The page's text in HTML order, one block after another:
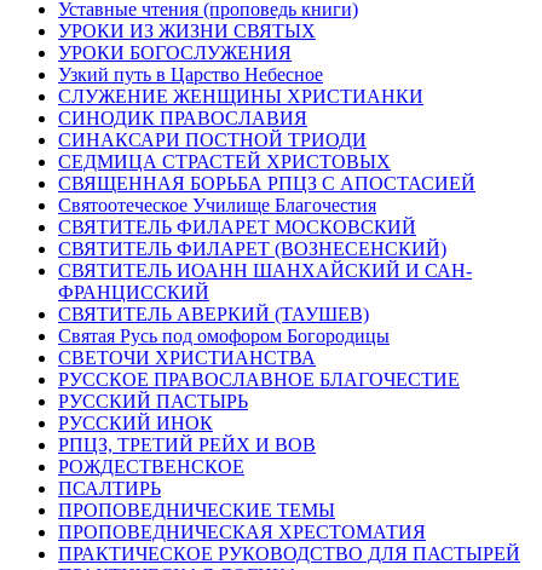
Уставные чтения (проповедь книги)
УРОКИ ИЗ ЖИЗНИ СВЯТЫХ
УРОКИ БОГОСЛУЖЕНИЯ
Узкий путь в Царство Небесное
СЛУЖЕНИЕ ЖЕНЩИНЫ ХРИСТИАНКИ
СИНОДИК ПРАВОСЛАВИЯ
СИНАКСАРИ ПОСТНОЙ ТРИОДИ
СЕДМИЦА СТРАСТЕЙ ХРИСТОВЫХ
СВЯЩЕННАЯ БОРЬБА РПЦЗ С АПОСТАСИЕЙ
Святоотеческое Училище Благочестия
СВЯТИТЕЛЬ ФИЛАРЕТ МОСКОВСКИЙ
СВЯТИТЕЛЬ ФИЛАРЕТ (ВОЗНЕСЕНСКИЙ)
СВЯТИТЕЛЬ ИОАНН ШАНХАЙСКИЙ И САН-
ФРАНЦИССКИЙ
СВЯТИТЕЛЬ АВЕРКИЙ (ТАУШЕВ)
Святая Русь под омофором Богородицы
СВЕТОЧИ ХРИСТИАНСТВА
РУССКОЕ ПРАВОСЛАВНОЕ БЛАГОЧЕСТИЕ
РУССКИЙ ПАСТЫРЬ
РУССКИЙ ИНОК
РПЦЗ, ТРЕТИЙ РЕЙХ И ВОВ
РОЖДЕСТВЕНСКОЕ
ПСАЛТИРЬ
ПРОПОВЕДНИЧЕСКИЕ ТЕМЫ
ПРОПОВЕДНИЧЕСКАЯ ХРЕСТОМАТИЯ
ПРАКТИЧЕСКОЕ РУКОВОДСТВО ДЛЯ ПАСТЫРЕЙ